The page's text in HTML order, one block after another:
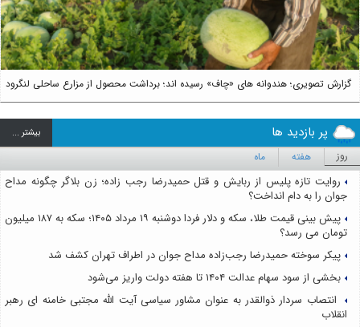
گزارش تصویری؛ هندوانه های «چاف» رسیده اند؛ برداشت محصول از مزارع ساحلی لنگرود
پر بازدید ها بيشتر ...
روز هفته ماه
روایت تازه پلیس از ربایش و قتل حمیدرضا رجب زاده؛ زن بلاگر چگونه مداح
جوان را به دام انداخت؟
پیش بینی قیمت طلا، سکه و دلار فردا دوشنبه ۱۹ مرداد ۱۴۰۵؛ سکه به ۱۸۷ میلیون
تومان می رسد؟
پیکر سوخته حمیدرضا رجب‌زاده مداح جوان در اطراف تهران کشف شد
بخشی از سود سهام عدالت ۱۴۰۴ تا هفته دولت واریز می‌شود
انتصاب سردار ذوالقدر به عنوان مشاور سیاسی آیت الله مجتبی خامنه ای رهبر
انقلاب